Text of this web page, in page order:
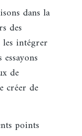
dans la
des
les intégrer
de
créer de
points